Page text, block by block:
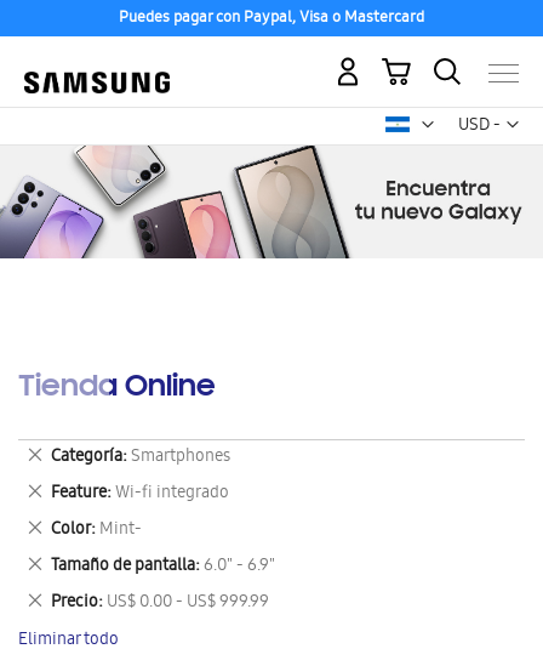
Puedes pagar con Paypal, Visa o Mastercard
USD -
dólar
Mi carrito
Tienda Online
Categoría Smartphones
Eliminar
este
artículo
Feature Wi-fi integrado
Eliminar
este
artículo
Color Mint-
Eliminar
este
artículo
Tamaño de pantalla 6.0" - 6.9"
Eliminar
este
artículo
Precio US$ 0.00 - US$ 999.99
Eliminar
este
artículo
Eliminar todo